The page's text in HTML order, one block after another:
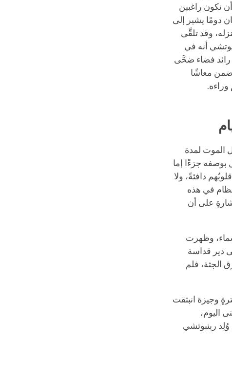
نكون راغبين
دومًا يشير إلى
وقد تلقَّى
أنه في
رائد فضاء ضحَّى
معاشًا
وراءه.
الموت لمدة
بوصفه جزءًا إما
دافئةً، ولا
في هذه
على أن
وظهرت
دير قداسة
الجثة، فلم
وجيزة انبثقت
اليوم،
للحج، وبعد ذلك بتسعة أشهر تمامًا، وفي ٢٩ مارس ١٩٨٤ م وُلِد رينبوتشي